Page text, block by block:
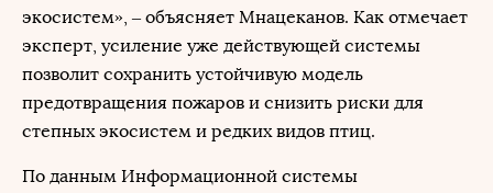
экосистем», – объясняет Мнацеканов. Как отмечает
эксперт, усиление уже действующей системы
позволит сохранить устойчивую модель
предотвращения пожаров и снизить риски для
степных экосистем и редких видов птиц.
По данным Информационной системы